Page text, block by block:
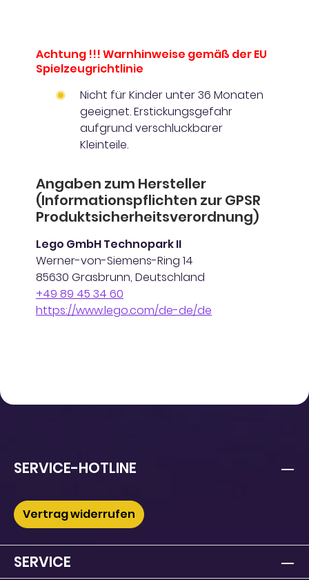
Achtung !!! Warnhinweise gemäß der EU
Spielzeugrichtlinie
Nicht für Kinder unter 36 Monaten
geeignet. Erstickungsgefahr
aufgrund verschluckbarer
Kleinteile.
Angaben zum Hersteller
(Informationspflichten zur GPSR
Produktsicherheitsverordnung)
Lego GmbH Technopark II
Werner-von-Siemens-Ring 14
85630 Grasbrunn, Deutschland
+49 89 45 34 60
https://www.lego.com/de-de/de
SERVICE-HOTLINE
Vertrag widerrufen
SERVICE